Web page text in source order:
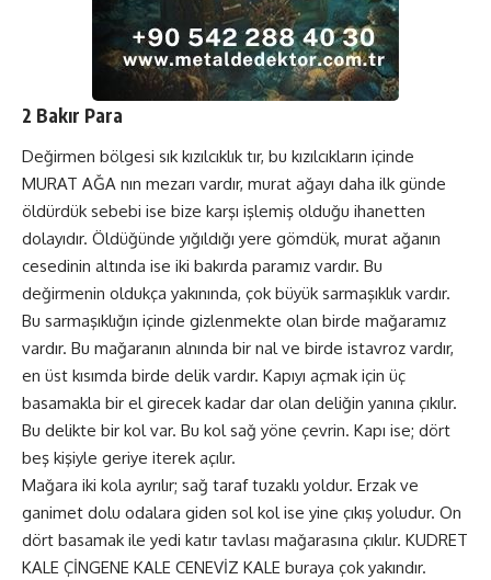
2 Bakır Para
Değirmen bölgesi sık kızılcıklık tır, bu kızılcıkların içinde
MURAT AĞA nın mezarı vardır, murat ağayı daha ilk günde
öldürdük sebebi ise bize karşı işlemiş olduğu ihanetten
dolayıdır. Öldüğünde yığıldığı yere gömdük, murat ağanın
cesedinin altında ise iki bakırda paramız vardır. Bu
değirmenin oldukça yakınında, çok büyük sarmaşıklık vardır.
Bu sarmaşıklığın içinde gizlenmekte olan birde mağaramız
vardır. Bu mağaranın alnında bir nal ve birde istavroz vardır,
en üst kısımda birde delik vardır. Kapıyı açmak için üç
basamakla bir el girecek kadar dar olan deliğin yanına çıkılır.
Bu delikte bir kol var. Bu kol sağ yöne çevrin. Kapı ise; dört
beş kişiyle geriye iterek açılır.
Mağara iki kola ayrılır; sağ taraf tuzaklı yoldur. Erzak ve
ganimet dolu odalara giden sol kol ise yine çıkış yoludur. On
dört basamak ile yedi katır tavlası mağarasına çıkılır. KUDRET
KALE ÇİNGENE KALE CENEVİZ KALE buraya çok yakındır.